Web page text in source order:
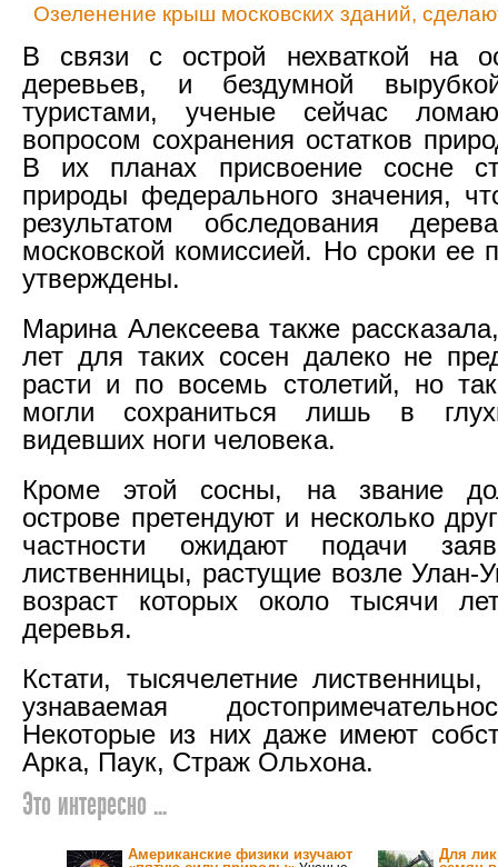
Озеленение крыш московских зданий,
В связи с острой нехваткой на
деревьев, и бездумной
туристами, ученые сейчас
вопросом сохранения остатков
В их планах присвоение сосне
природы федерального значения,
результатом обследования
московской комиссией. Но сроки ее
утверждены.
Марина Алексеева также
лет для таких сосен далеко не
расти и по восемь столетий, но
могли сохраниться лишь в
видевших ноги человека.
Кроме этой сосны, на звание
острове претендуют и несколько
частности ожидают подачи
лиственницы, растущие возле Улан-
возраст которых около тысячи
деревья.
Кстати, тысячелетние
узнаваемая
Некоторые из них даже имеют
Арка, Паук, Страж Ольхона.
Это интересно ...
Американские физики изучают
Для